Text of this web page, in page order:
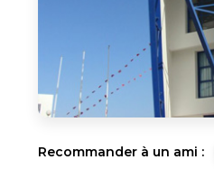
Recommander à un ami :